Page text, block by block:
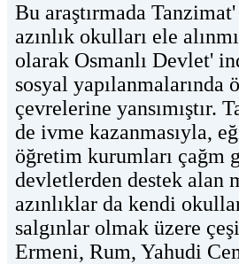
Bu araştırmada
azınlık okulları ele
olarak Osmanlı Devlet'
sosyal
çevrelerine yansımıştır.
de ivme kazanmasıyla,
öğretim kurumları çağm
devletlerden destek alan
azınlıklar da kendi
salgınlar olmak üzere
Ermeni, Rum, Yahudi